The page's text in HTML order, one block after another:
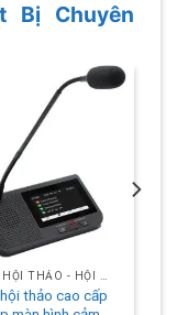
Bị Chuyên
thảo cao cấp